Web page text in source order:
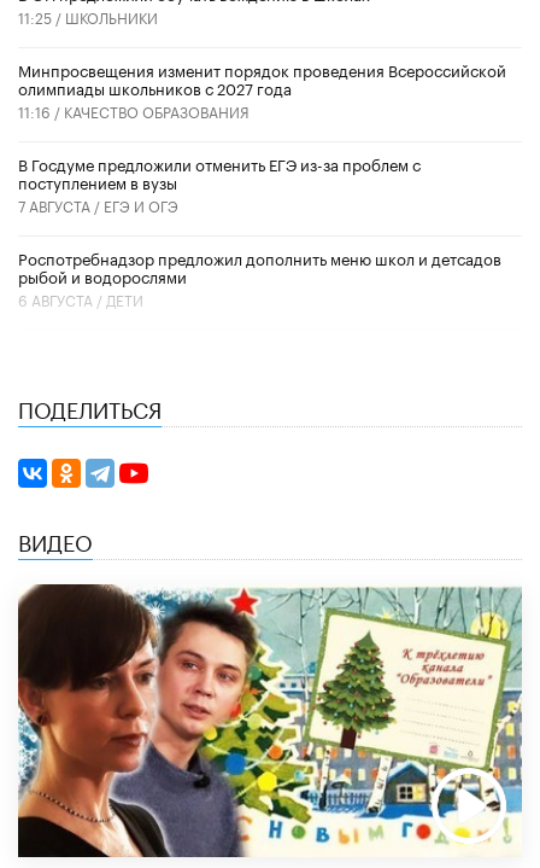
11:25 / ШКОЛЬНИКИ
Минпросвещения изменит порядок проведения Всероссийской
олимпиады школьников с 2027 года
11:16 / КАЧЕСТВО ОБРАЗОВАНИЯ
В Госдуме предложили отменить ЕГЭ из-за проблем с
поступлением в вузы
7 АВГУСТА / ЕГЭ И ОГЭ
Роспотребнадзор предложил дополнить меню школ и детсадов
рыбой и водорослями
6 АВГУСТА / ДЕТИ
ПОДЕЛИТЬСЯ
ВИДЕО